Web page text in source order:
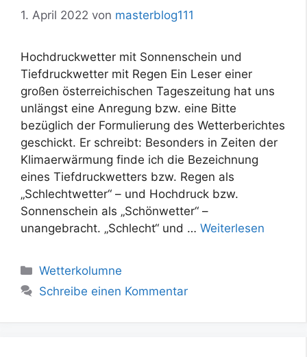
1. April 2022 von masterblog111
Hochdruckwetter mit Sonnenschein und
Tiefdruckwetter mit Regen Ein Leser einer
großen österreichischen Tageszeitung hat uns
unlängst eine Anregung bzw. eine Bitte
bezüglich der Formulierung des Wetterberichtes
geschickt. Er schreibt: Besonders in Zeiten der
Klimaerwärmung finde ich die Bezeichnung
eines Tiefdruckwetters bzw. Regen als
„Schlechtwetter“ – und Hochdruck bzw.
Sonnenschein als „Schönwetter“ –
unangebracht. „Schlecht“ und … Weiterlesen
Kategorien
Wetterkolumne
Schreibe einen Kommentar